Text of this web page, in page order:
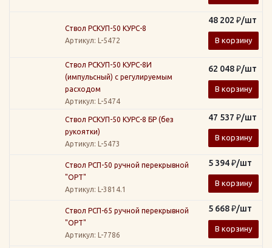
Ствол РСКУП-50 КУРС-8
Артикул: L-5472
48 202 ₽/шт
В корзину
Ствол РСКУП-50 КУРС-8И
(импульсный) с регулируемым
расходом
Артикул: L-5474
62 048₽/шт
В корзину
Ствол РСКУП-50 КУРС-8 БР (без
рукоятки)
Артикул: L-5473
47 537 ₽/шт
В корзину
Ствол РСП-50 ручной перекрывной
"ОРТ"
Артикул: L-3814.1
5 394₽/шт
В корзину
Ствол РСП-65 ручной перекрывной
"ОРТ"
Артикул: L-7786
5 668₽/шт
В корзину